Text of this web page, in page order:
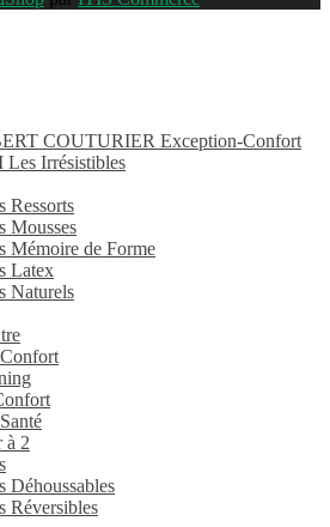
COUTURIER Exception-Confort
Irrésistibles
Ressorts
Mousses
Mémoire de Forme
Latex
Naturels
à 2
Déhoussables
Réversibles